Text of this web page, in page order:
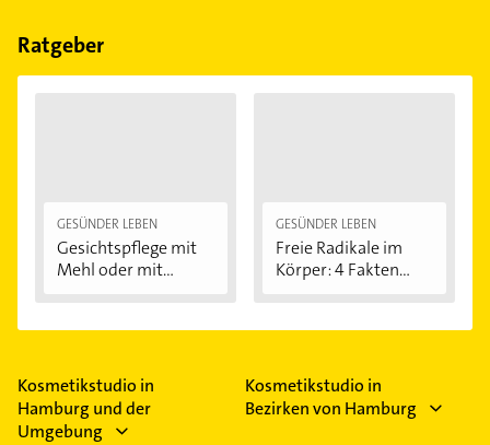
und Schminken.
Ratgeber
GESÜNDER LEBEN
Gesichtspflege mit
Mehl oder mit...
GESÜNDER LEBEN
Freie Radikale im
Körper: 4 Fakten...
Kosmetikstudio in
Hamburg und der
Umgebung
Kosmetikstudio in
Bezirken von Hamburg